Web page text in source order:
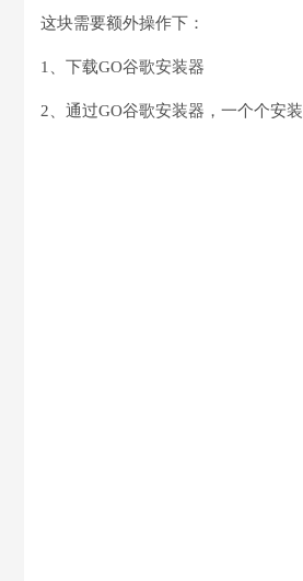
这块需要额外操作下：
1、下载GO谷歌安装器
2、通过GO谷歌安装器，一个个安装